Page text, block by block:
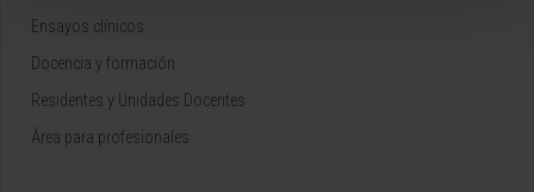
Ensayos clínicos
Docencia y formación
Residentes y Unidades Docentes
Área para profesionales